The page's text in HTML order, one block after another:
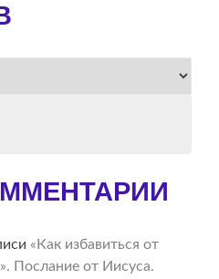
«Как избавиться от
Послание от Иисуса.